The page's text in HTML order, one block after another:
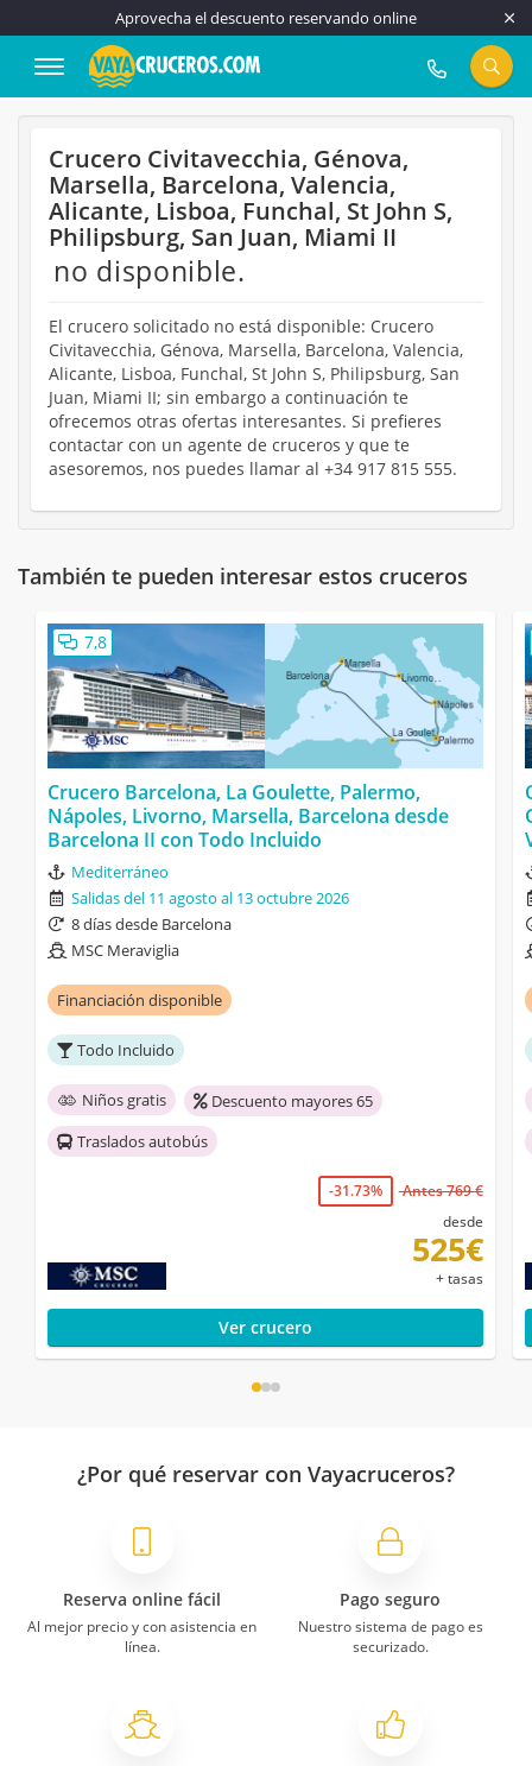
Aprovecha el descuento reservando online
917 815 555
Crucero Civitavecchia, Génova,
Marsella, Barcelona, Valencia,
Alicante, Lisboa, Funchal, St John S,
Philipsburg, San Juan, Miami II
no disponible.
El crucero solicitado no está disponible: Crucero
Civitavecchia, Génova, Marsella, Barcelona, Valencia,
Alicante, Lisboa, Funchal, St John S, Philipsburg, San
Juan, Miami II; sin embargo a continuación te
ofrecemos otras ofertas interesantes. Si prefieres
contactar con un agente de cruceros y que te
asesoremos, nos puedes llamar al +34 917 815 555.
También te pueden interesar estos cruceros
7,8
Crucero Barcelona, La Goulette, Palermo,
Nápoles, Livorno, Marsella, Barcelona desde
Barcelona II con Todo Incluido
Mediterráneo
Salidas del 11 agosto al 13 octubre 2026
8 días desde Barcelona
MSC Meraviglia
Financiación disponible
Todo Incluido
Niños gratis
Descuento mayores 65
Traslados autobús
-31.73%
Antes 769 €
desde
525€
+ tasas
Ver crucero
¿Por qué reservar con Vayacruceros?
Reserva online fácil
Al mejor precio y con asistencia en
línea.
Pago seguro
Nuestro sistema de pago es
securizado.